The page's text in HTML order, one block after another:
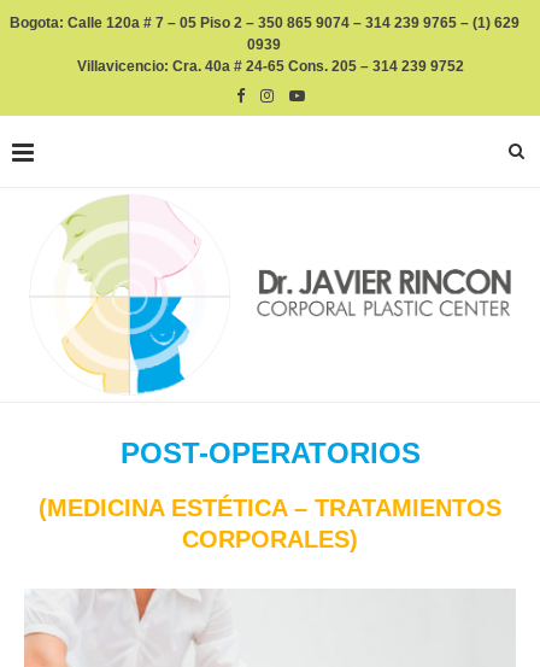
Bogota: Calle 120a # 7 – 05 Piso 2 – 350 865 9074 – 314 239 9765 – (1) 629
0939
Villavicencio: Cra. 40a # 24-65 Cons. 205 – 314 239 9752
POST-OPERATORIOS
(MEDICINA ESTÉTICA – TRATAMIENTOS
CORPORALES)